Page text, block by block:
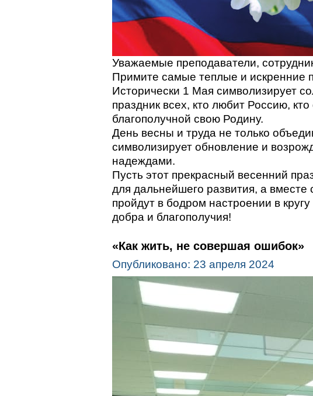
Уважаемые преподаватели,
Примите самые теплые и искренние
Исторически 1 Мая символизирует
праздник всех, кто любит Россию,
благополучной свою Родину.
День весны и труда не только
символизирует обновление и
надеждами.
Пусть этот прекрасный весенний
для дальнейшего развития, а
пройдут в бодром настроении в
добра и благополучия!
«Как жить, не совершая ошибок»
Опубликовано: 23 апреля 2024